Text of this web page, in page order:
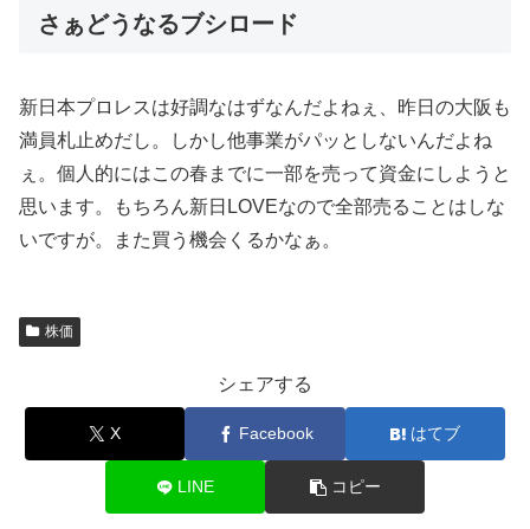
さぁどうなるブシロード
新日本プロレスは好調なはずなんだよねぇ、昨日の大阪も
満員札止めだし。しかし他事業がパッとしないんだよね
ぇ。個人的にはこの春までに一部を売って資金にしようと
思います。もちろん新日LOVEなので全部売ることはしな
いですが。また買う機会くるかなぁ。
株価
シェアする
X Facebook はてブ
LINE コピー